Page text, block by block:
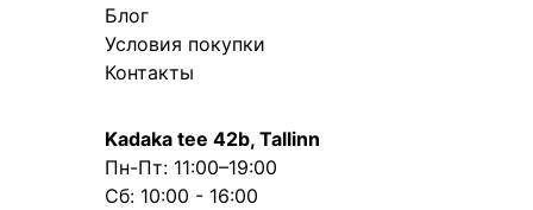
Блог
Условия покупки
Контакты
Kadaka tee 42b, Tallinn
Пн-Пт: 11:00–19:00
Сб: 10:00 - 16:00